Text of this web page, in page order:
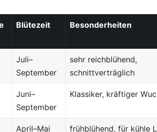
Blütezeit Besonderheiten
Juli–
September
sehr reichblühend,
schnittverträglich
Juni–
September
Klassiker, kräftiger
April–Mai
frühblühend, für kühle